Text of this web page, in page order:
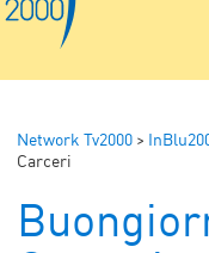
Network Tv2000 >
Carceri